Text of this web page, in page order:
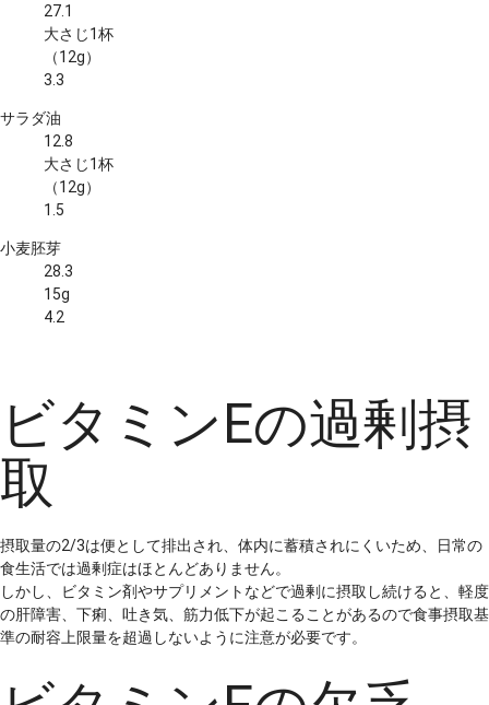
27.1
大さじ1杯
（12g）
3.3
サラダ油
12.8
大さじ1杯
（12g）
1.5
小麦胚芽
28.3
15g
4.2
ビタミンEの過剰摂
取
摂取量の2/3は便として排出され、体内に蓄積されにくいため、日常の
食生活では過剰症はほとんどありません。
しかし、ビタミン剤やサプリメントなどで過剰に摂取し続けると、軽度
の肝障害、下痢、吐き気、筋力低下が起こることがあるので食事摂取基
準の耐容上限量を超過しないように注意が必要です。